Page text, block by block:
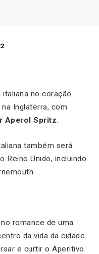
italiana no coração
Inglaterra, com
Aperol Spritz.
também será
Reino Unido, incluindo
romance de uma
da vida da cidade
e curtir o Aperitivo.